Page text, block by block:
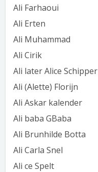
Ali Farhaoui
Ali Erten
Ali Muhammad
Ali Cirik
Ali later Alice Schipper
Ali (Alette) Florijn
Ali Askar kalender
Ali baba GBaba
Ali Brunhilde Botta
Ali Carla Snel
Ali ce Spelt